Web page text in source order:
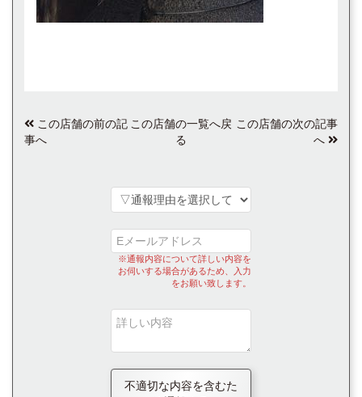
この店舗の前の記
事へ
この店舗の一覧へ戻
る
この店舗の次の記事
へ
※通報内容について詳しい内容を
お伺いする場合があるため、入力
をお願い致します。
不適切な内容を含むた